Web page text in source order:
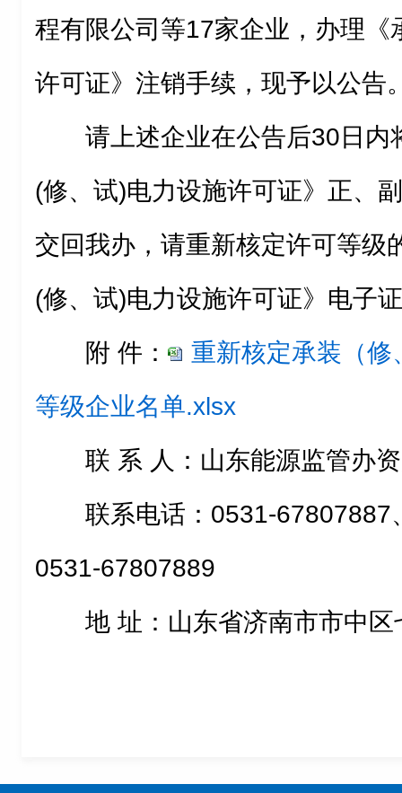
程有限公司等17家企业，办理《
许可证》注销手续，现予以公告
请上述企业在公告后30日内
(修、试)电力设施许可证》正、
交回我办，请重新核定许可等级
(修、试)电力设施许可证》电子
附 件：
重新核定承装（修
等级企业名单.xlsx
联 系 人：山东能源监管办
联系电话：0531-
0531-67807889
地 址：山东省济南市市中